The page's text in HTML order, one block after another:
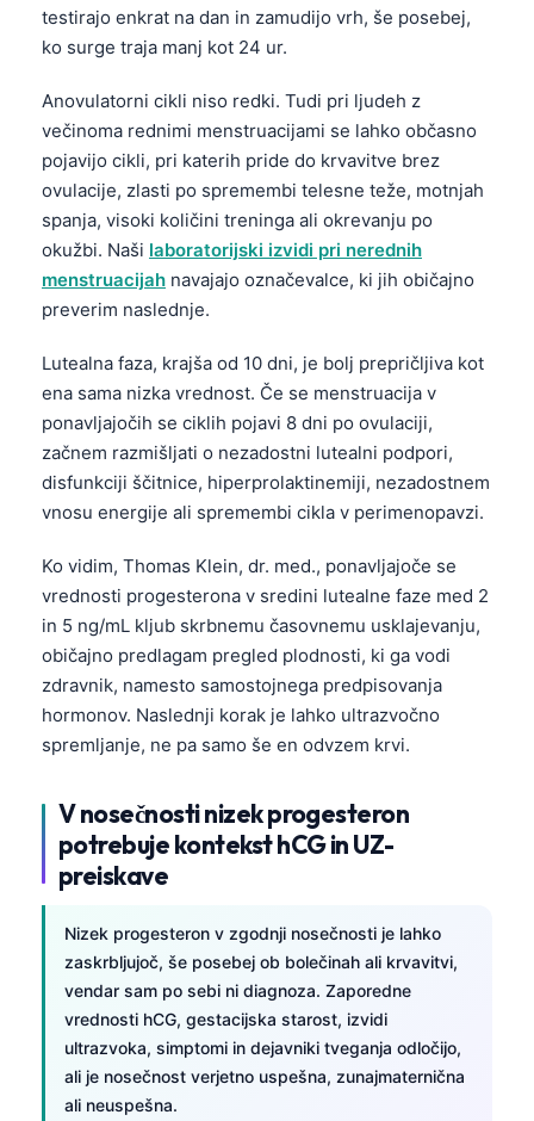
testirajo enkrat na dan in zamudijo vrh, še posebej,
ko surge traja manj kot 24 ur.
Anovulatorni cikli niso redki. Tudi pri ljudeh z
večinoma rednimi menstruacijami se lahko občasno
pojavijo cikli, pri katerih pride do krvavitve brez
ovulacije, zlasti po spremembi telesne teže, motnjah
spanja, visoki količini treninga ali okrevanju po
okužbi. Naši laboratorijski izvidi pri nerednih
menstruacijah navajajo označevalce, ki jih običajno
preverim naslednje.
Lutealna faza, krajša od 10 dni, je bolj prepričljiva kot
ena sama nizka vrednost. Če se menstruacija v
ponavljajočih se ciklih pojavi 8 dni po ovulaciji,
začnem razmišljati o nezadostni lutealni podpori,
disfunkciji ščitnice, hiperprolaktinemiji, nezadostnem
vnosu energije ali spremembi cikla v perimenopavzi.
Ko vidim, Thomas Klein, dr. med., ponavljajoče se
vrednosti progesterona v sredini lutealne faze med 2
in 5 ng/mL kljub skrbnemu časovnemu usklajevanju,
običajno predlagam pregled plodnosti, ki ga vodi
zdravnik, namesto samostojnega predpisovanja
hormonov. Naslednji korak je lahko ultrazvočno
spremljanje, ne pa samo še en odvzem krvi.
V nosečnosti nizek progesteron
potrebuje kontekst hCG in UZ-
preiskave
Nizek progesteron v zgodnji nosečnosti je lahko
zaskrbljujoč, še posebej ob bolečinah ali krvavitvi,
vendar sam po sebi ni diagnoza. Zaporedne
vrednosti hCG, gestacijska starost, izvidi
ultrazvoka, simptomi in dejavniki tveganja odločijo,
ali je nosečnost verjetno uspešna, zunajmaternična
ali neuspešna.
Қазақ тілі
Suomi
Slovenčina
پښتو
سنڌي
සිංහල
Latviešu valoda
Македонски јазик
Euskara
Gàidhlig
العربية المغربية
Afrikaans
Монгол
ພາສາລາວ
Cebuano
ئۇيغۇرچە
Кыргызча
Татар теле
Беларуская мова
Esperanto
Frysk
Ślōnskŏ gŏdka